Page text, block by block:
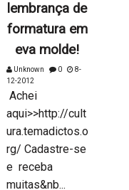
lembrança de
formatura em
eva molde!
Unknown 0
8-
12-2012
Achei
aqui>>http://cult
ura.temadictos.o
rg/ Cadastre-se
e receba
muitas&nb...